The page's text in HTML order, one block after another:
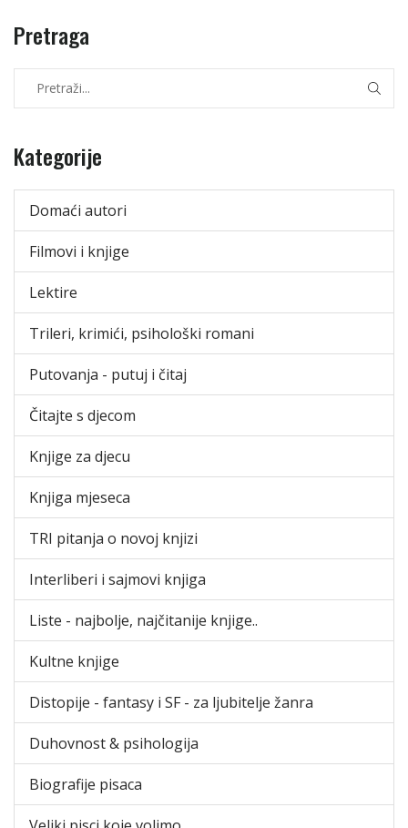
Pretraga
Kategorije
Domaći autori
Filmovi i knjige
Lektire
Trileri, krimići, psihološki romani
Putovanja - putuj i čitaj
Čitajte s djecom
Knjige za djecu
Knjiga mjeseca
TRI pitanja o novoj knjizi
Interliberi i sajmovi knjiga
Liste - najbolje, najčitanije knjige..
Kultne knjige
Distopije - fantasy i SF - za ljubitelje žanra
Duhovnost & psihologija
Biografije pisaca